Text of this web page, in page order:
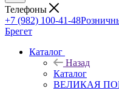
Телефоны
+7 (982) 100-41-48
Брегет
Каталог
Назад
Каталог
ВЕЛИКАЯ